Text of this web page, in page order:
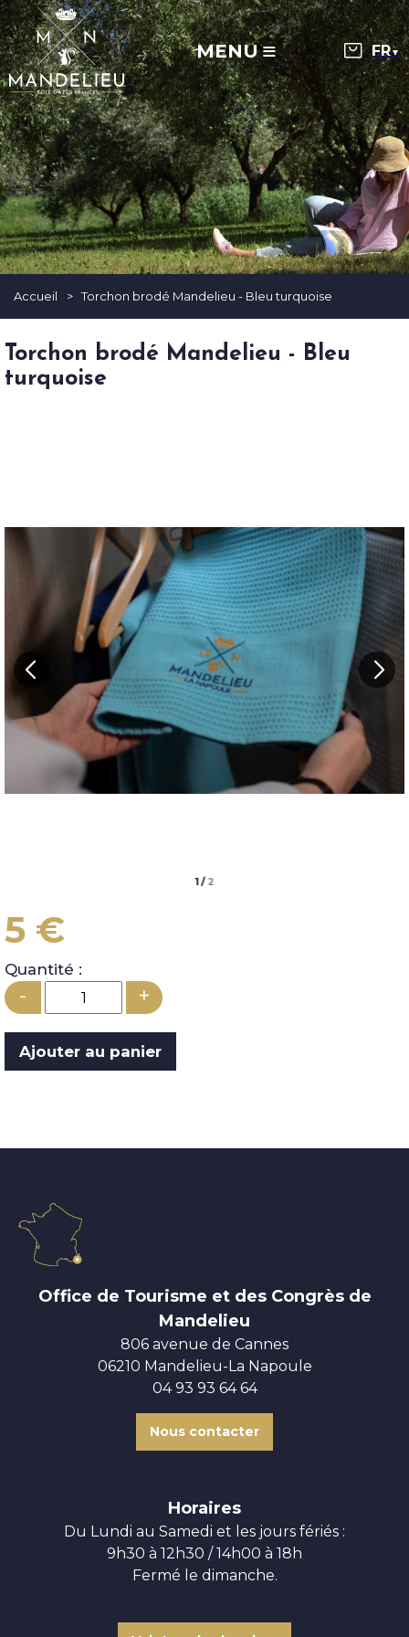
MENU ▼
Accueil > Torchon brodé Mandelieu - Bleu turquoise
Torchon brodé Mandelieu - Bleu
turquoise
1/ 2
5 €
Quantité :
- +
Office de Tourisme et des Congrès de
Mandelieu
806 avenue de Cannes
06210 Mandelieu-La Napoule
04 93 93 64 64
Nous contacter
Horaires
Du Lundi au Samedi et les jours fériés :
9h30 à 12h30 / 14h00 à 18h
Fermé le dimanche.